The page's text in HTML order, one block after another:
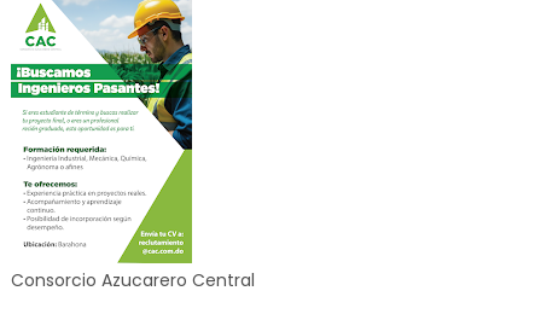
Consorcio Azucarero Central